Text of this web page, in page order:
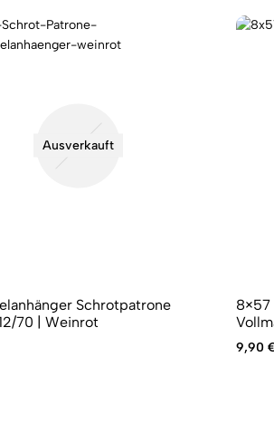
Ausverkauft
Schrotpatrone
70 | Weinrot
8×57
9,90